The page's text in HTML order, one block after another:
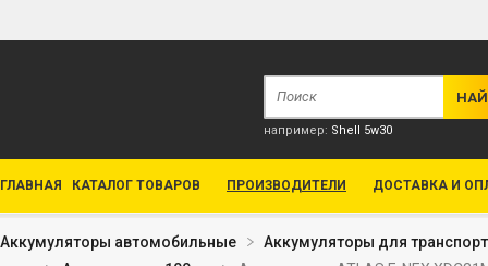
например: Shell 5w30
ГЛАВНАЯ КАТАЛОГ ТОВАРОВ ПРОИЗВОДИТЕЛИ ДОСТАВКА И
Аккумуляторы автомобильные
Аккумуляторы для